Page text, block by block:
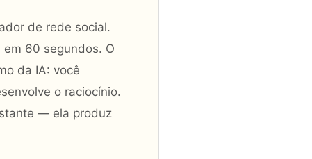
de rede social.
60 segundos. O
da IA: você
o raciocínio.
— ela produz